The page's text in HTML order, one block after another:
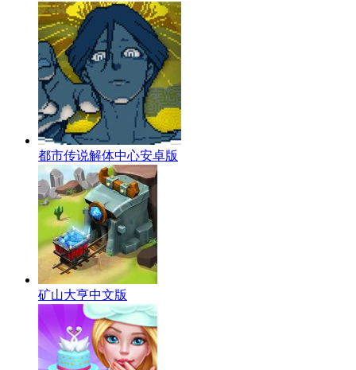
都市传说解体中心安卓版
矿山大亨中文版